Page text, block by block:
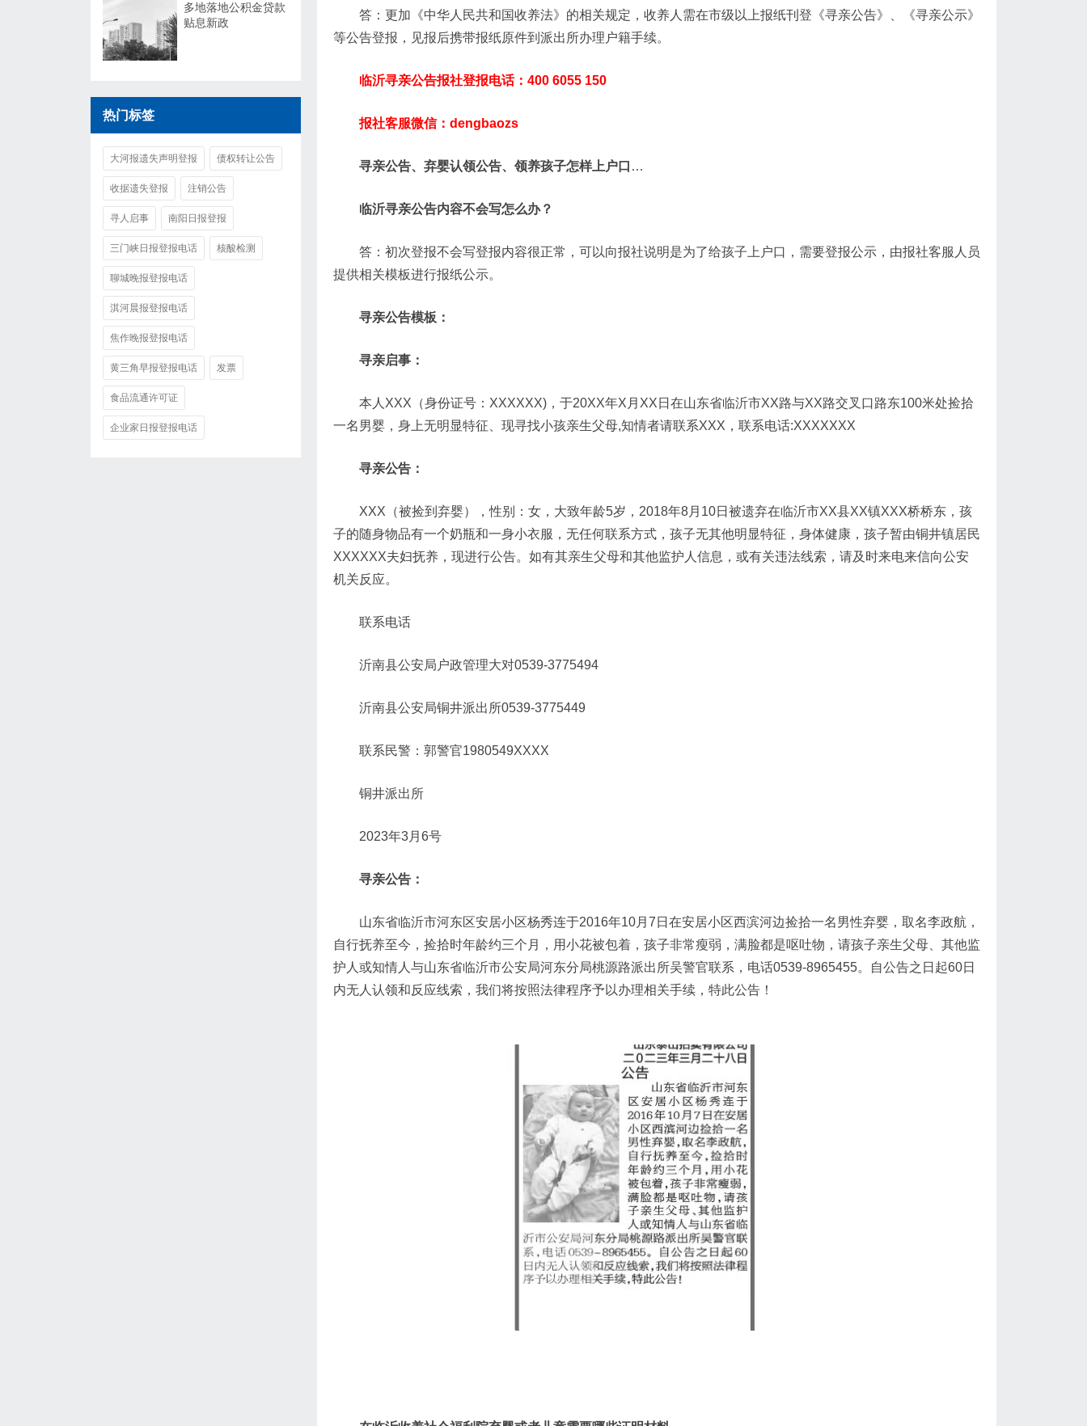
答：更加《中华人民共和国收养法》的相关规定，收养人需在市级以上报纸刊登《寻亲公告》、《寻亲公示》
等公告登报，见报后携带报纸原件到派出所办理户籍手续。
临沂寻亲公告报社登报电话：400 6055 150
报社客服微信：dengbaozs
寻亲公告、弃婴认领公告、领养孩子怎样上户口 …
临沂寻亲公告内容不会写怎么办？
答：初次登报不会写登报内容很正常，可以向报社说明是为了给孩子上户口，需要登报公示，由报社客服人员
提供相关模板进行报纸公示。
寻亲公告模板：
寻亲启事：
本人XXX（身份证号：XXXXXX)，于20XX年X月XX日在山东省临沂市XX路与XX路交叉口路东100米处捡拾
一名男婴，身上无明显特征、现寻找小孩亲生父母,知情者请联系XXX，联系电话:XXXXXXX
寻亲公告：
XXX（被捡到弃婴），性别：女，大致年龄5岁，2018年8月10日被遗弃在临沂市XX县XX镇XXX桥桥东，孩
子的随身物品有一个奶瓶和一身小衣服，无任何联系方式，孩子无其他明显特征，身体健康，孩子暂由铜井镇居民
XXXXXX夫妇抚养，现进行公告。如有其亲生父母和其他监护人信息，或有关违法线索，请及时来电来信向公安
机关反应。
联系电话
沂南县公安局户政管理大对0539-3775494
沂南县公安局铜井派出所0539-3775449
联系民警：郭警官1980549XXXX
铜井派出所
2023年3月6号
寻亲公告：
山东省临沂市河东区安居小区杨秀连于2016年10月7日在安居小区西滨河边捡拾一名男性弃婴，取名李政航，
自行抚养至今，捡拾时年龄约三个月，用小花被包着，孩子非常瘦弱，满脸都是呕吐物，请孩子亲生父母、其他监
护人或知情人与山东省临沂市公安局河东分局桃源路派出所吴警官联系，电话0539-8965455。自公告之日起60日
内无人认领和反应线索，我们将按照法律程序予以办理相关手续，特此公告！
多地落地公积金贷款
贴息新政
热门标签
大河报遗失声明登报 债权转让公告
收据遗失登报 注销公告
寻人启事 南阳日报登报
三门峡日报登报电话 核酸检测
聊城晚报登报电话
淇河晨报登报电话
焦作晚报登报电话
黄三角早报登报电话 发票
食品流通许可证
企业家日报登报电话